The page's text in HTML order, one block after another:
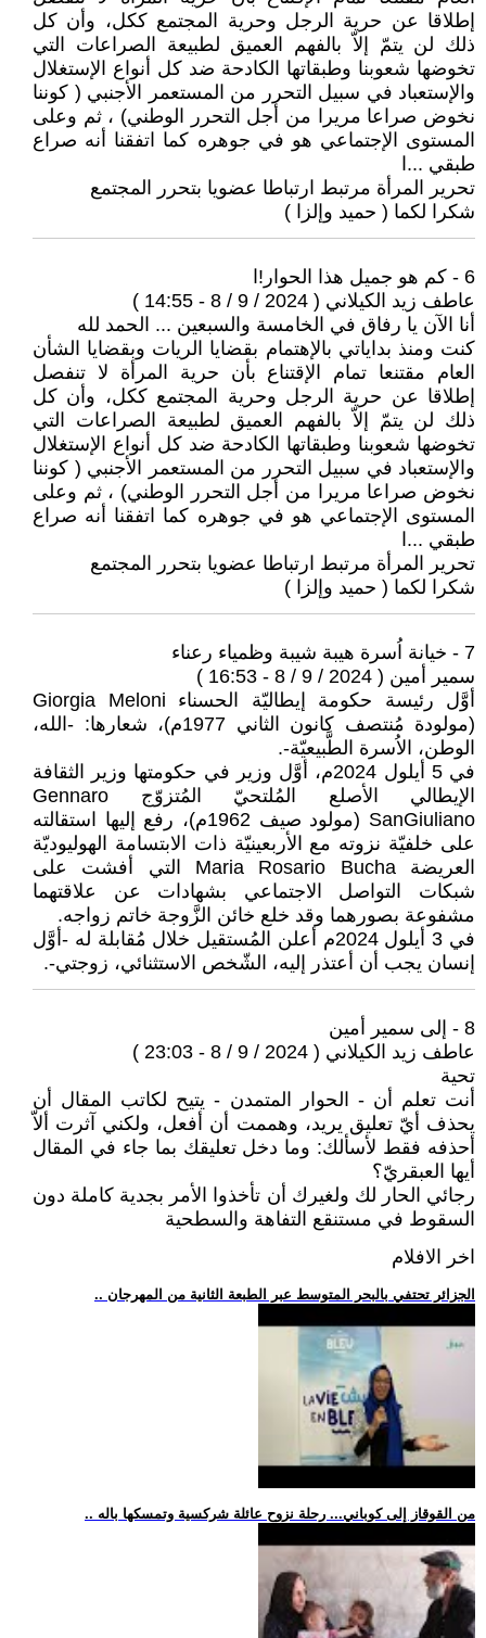
إطلاقا عن حرية الرجل وحرية المجتمع ككل، وأن كل
ذلك لن يتمّ إلاّ بالفهم العميق لطبيعة الصراعات التي
تخوضها شعوبنا وطبقاتها الكادحة ضد كل أنواع الإستغلال
والإستعباد في سبيل التحرر من المستعمر الأجنبي ( كوننا
نخوض صراعا مريرا من أجل التحرر الوطني) ، ثم وعلى
المستوى الإجتماعي هو في جوهره كما اتفقنا أنه صراع
طبقي ...ا
تحرير المرأة مرتبط ارتباطا عضويا بتحرر المجتمع
شكرا لكما ( حميد وإلزا )
6 - كم هو جميل هذا الحوار!ا
عاطف زيد الكيلاني ( 2024 / 9 / 8 - 14:55 )
أنا الآن يا رفاق في الخامسة والسبعين ... الحمد لله
كنت ومنذ بداياتي بالإهتمام بقضايا الريات وبقضايا الشأن
العام مقتنعا تمام الإقتناع بأن حرية المرأة لا تنفصل
إطلاقا عن حرية الرجل وحرية المجتمع ككل، وأن كل
ذلك لن يتمّ إلاّ بالفهم العميق لطبيعة الصراعات التي
تخوضها شعوبنا وطبقاتها الكادحة ضد كل أنواع الإستغلال
والإستعباد في سبيل التحرر من المستعمر الأجنبي ( كوننا
نخوض صراعا مريرا من أجل التحرر الوطني) ، ثم وعلى
المستوى الإجتماعي هو في جوهره كما اتفقنا أنه صراع
طبقي ...ا
تحرير المرأة مرتبط ارتباطا عضويا بتحرر المجتمع
شكرا لكما ( حميد وإلزا )
7 - خيانة اُسرة هيبة شيبة وظمياء رعناء
سمير أمين ( 2024 / 9 / 8 - 16:53 )
أوَّل رئيسة حكومة إيطاليّة الحسناء Giorgia Meloni
(مولودة مُنتصف كانون الثاني 1977م)، شعارها: -الله،
الوطن، الاُسرة الطَّبيعيّة-.
في 5 أيلول 2024م، أوَّل وزير في حكومتها وزير الثقافة
الإيطالي الأصلع المُلتحيّ المُتزوّج Gennaro
SanGiuliano (مولود صيف 1962م)، رفع إليها استقالته
على خلفيّة نزوته مع الأربعينيّة ذات الابتسامة الهوليوديّة
العريضة Maria Rosario Bucha التي أفشت على
شبكات التواصل الاجتماعي بشهادات عن علاقتهما
مشفوعة بصورهما وقد خلع خائن الزَّوجة خاتم زواجه.
في 3 أيلول 2024م أعلن المُستقيل خلال مُقابلة له -أوَّل
إنسان يجب أن أعتذر إليه، الشّخص الاستثنائي، زوجتي-.
8 - إلى سمير أمين
عاطف زيد الكيلاني ( 2024 / 9 / 8 - 23:03 )
تحية
أنت تعلم أن - الحوار المتمدن - يتيح لكاتب المقال أن
يحذف أيّ تعليق يريد، وهممت أن أفعل، ولكني آثرت ألاّ
أحذفه فقط لأسألك: وما دخل تعليقك بما جاء في المقال
أيها العبقريّ؟
رجائي الحار لك ولغيرك أن تأخذوا الأمر بجدية كاملة دون
السقوط في مستنقع التفاهة والسطحية
اخر الافلام
.. الجزائر تحتفي بالبحر المتوسط عبر الطبعة الثانية من المهرجان
.. من القوقاز إلى كوباني... رحلة نزوح عائلة شركسية وتمسكها باله